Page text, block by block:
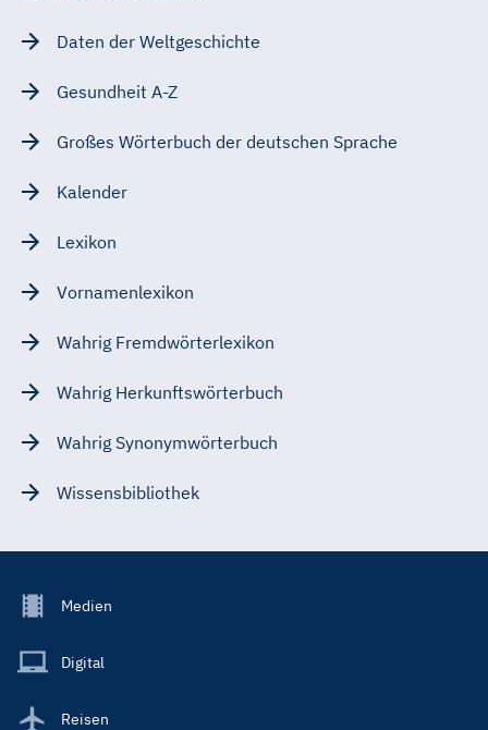
Daten der Weltgeschichte
Gesundheit A-Z
Großes Wörterbuch der deutschen Sprache
Kalender
Lexikon
Vornamenlexikon
Wahrig Fremdwörterlexikon
Wahrig Herkunftswörterbuch
Wahrig Synonymwörterbuch
Wissensbibliothek
Footer
Main
Medien
Digital
Reisen